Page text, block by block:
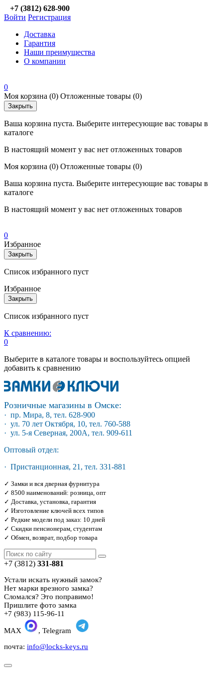
+7 (3812) 628-900
Войти Регистрация
Доставка
Гарантия
Наши преимущества
О компании
0
Моя корзина (0) Отложенные товары (0)
Закрыть
Ваша корзина пуста. Выберите интересующие вас товары в
каталоге
В настоящий момент у вас нет отложенных товаров
Моя корзина (0) Отложенные товары (0)
Ваша корзина пуста. Выберите интересующие вас товары в
каталоге
В настоящий момент у вас нет отложенных товаров
0
Избранное
Закрыть
Список избранного пуст
Избранное
Закрыть
Список избранного пуст
К сравнению:
0
Выберите в каталоге товары и воспользуйтесь опцией
добавить к сравнению
Розничные магазины в Омске:
· пр. Мира, 8, тел. 628-900
· ул. 70 лет Октября, 10, тел. 760-588
· ул. 5-я Северная, 200А, тел. 909-611
Оптовый отдел:
· Пристанционная, 21, тел. 331-881
✓ Замки и вся дверная фурнитура
✓ 8500 наименований: розница, опт
✓ Доставка, установка, гарантия
✓ Изготовление ключей всех типов
✓ Редкие модели под заказ: 10 дней
✓ Скидки пенсионерам, студентам
✓ Обмен, возврат, подбор товара
+7 (3812) 331-881
Устали искать нужный замок?
Нет марки врезного замка?
Сломался? Это поправимо!
Пришлите фото замка
+7 (983) 115-96-11
MAX
, Telegram
почта: info@locks-keys.ru